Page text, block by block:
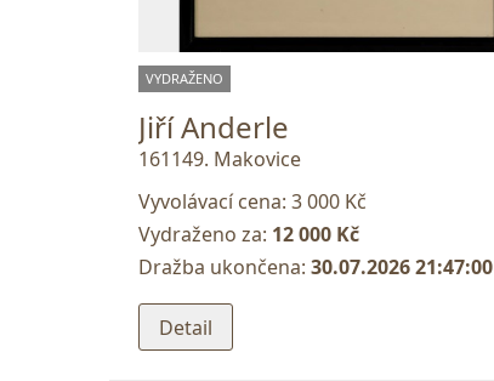
VYDRAŽENO
Jiří Anderle
161149. Makovice
Vyvolávací cena: 3 000 Kč
Vydraženo za: 12 000 Kč
Dražba ukončena: 30.07.2026 21:47:00
Detail